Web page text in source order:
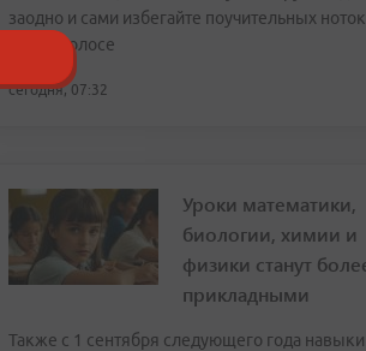
заодно и сами избегайте поучительных
своем голосе
сегодня, 07:32
Уроки математики,
биологии, химии и
физики станут
прикладными
Также с 1 сентября следующего года навыки